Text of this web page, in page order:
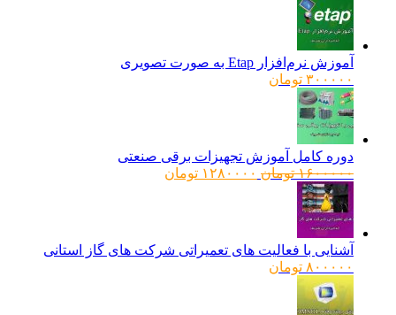
آموزش نرم‌افزار Etap به صورت تصویری
۳۰۰۰۰۰ تومان
دوره کامل آموزش تجهیزات برقی صنعتی
۱۶۰۰۰۰۰ تومانقیمت
۱۲۸۰۰۰۰ تومانقیمت
آشنایی با فعالیت های تعمیراتی شرکت های گاز استانی
۸۰۰۰۰۰ تومان